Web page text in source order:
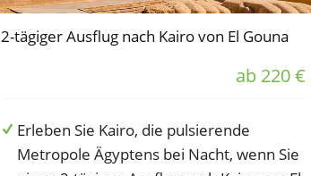
2-tägiger Ausflug nach Kairo von El Gouna
ab 220 €
Erleben Sie Kairo, die pulsierende
Metropole Ägyptens bei Nacht, wenn Sie